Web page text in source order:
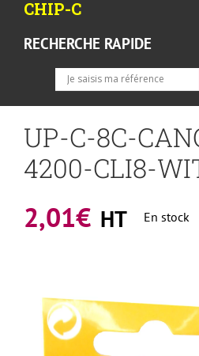
CHIP-C
RECHERCHE RAPIDE
UP-C-8C-
4200-CLI8-
2,01€ HT En stock